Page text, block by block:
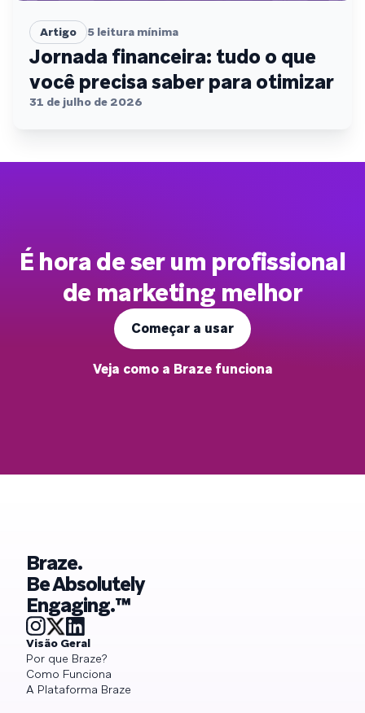
Artigo 5 leitura mínima
Jornada financeira: tudo o que
você precisa saber para otimizar
31 de julho de 2026
É hora de ser um profissional
de marketing melhor
Começar a usar
Veja como a Braze funciona
Braze.
Be Absolutely
Engaging.™
Visão Geral
Por que Braze?
Como Funciona
A Plataforma Braze